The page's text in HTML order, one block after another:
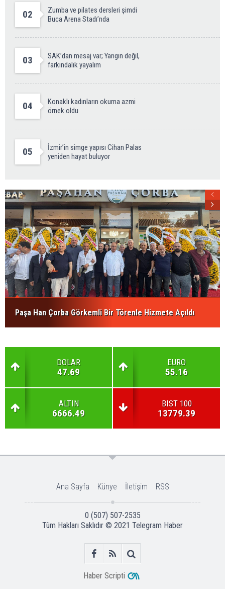
02
Zumba ve pilates dersleri şimdi
Buca Arena Stadı’nda
03
SAK’dan mesaj var; Yangın değil,
farkındalık yayalım
04
Konaklı kadınların okuma azmi
örnek oldu
05
İzmir’in simge yapısı Cihan Palas
yeniden hayat buluyor
Paşa Han Çorba Görkemli Bir Törenle Hizmete Açıldı
DOLAR
47.69
EURO
55.16
ALTIN
6666.49
BIST 100
13779.39
Ana Sayfa Künye İletişim RSS
0 (507) 507-2535
Tüm Hakları Saklıdır © 2021 Telegram Haber
Haber Scripti